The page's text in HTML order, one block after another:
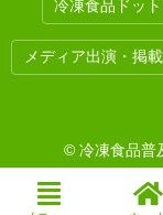
冷凍食品ドッ
メディア出演・掲
© 冷凍食品普